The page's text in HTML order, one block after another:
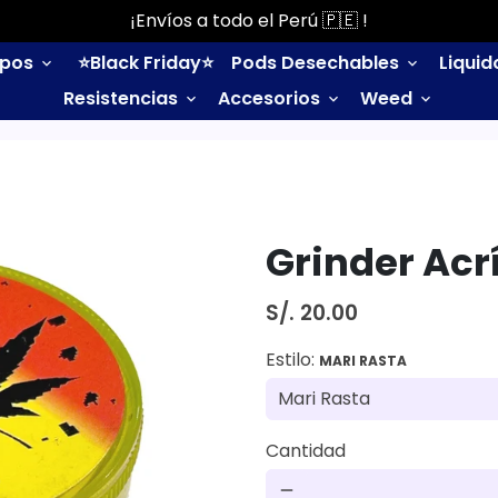
¡Envíos a todo el Perú 🇵🇪 !
keyboard_arrow_down ⭐️Black Friday⭐️ Pods Desechables keyboard_arrow_down
Resistencias keyboard_arrow_down Accesorios keyboard_arrow_down Weed keyboard_arrow_down
Grinder
S/. 20.00
Estilo: MARI RASTA
Cantidad
remove